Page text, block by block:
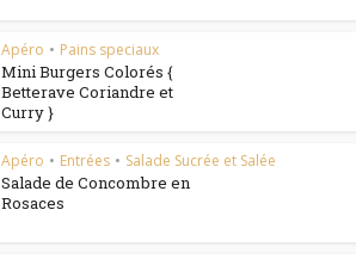
Apéro • Pains speciaux
Mini Burgers Colorés {
Betterave Coriandre et
Curry }
Apéro • Entrées • Salade Sucrée et Salée
Salade de Concombre en
Rosaces